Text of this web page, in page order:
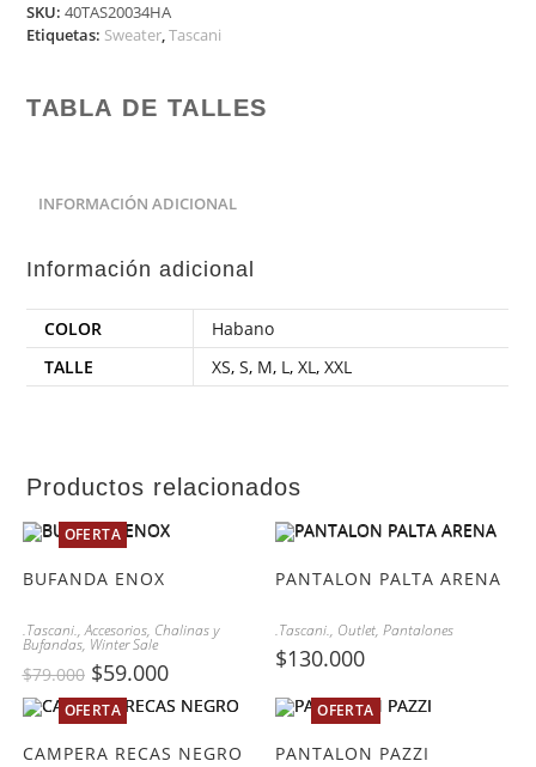
SKU:40TAS20034HA
Etiquetas: Sweater,Tascani
TABLA DE TALLES
INFORMACIÓN ADICIONAL
Información adicional
COLOR
Habano
TALLE
XS,S, M, L,XL,XXL
Productos relacionados
OFERTA
BUFANDA ENOX
.Tascani.,Accesorios, Chalinas y
Bufandas, Winter Sale
$79.000 $59.000
PANTALON PALTA ARENA
.Tascani., Outlet,Pantalones
$130.000
OFERTA
CAMPERA RECAS NEGRO
OFERTA
PANTALON PAZZI